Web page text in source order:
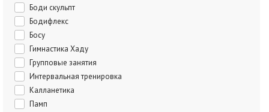
Боди скульпт
Бодифлекс
Босу
Гимнастика Хаду
Групповые занятия
Интервальная тренировка
Калланетика
Памп